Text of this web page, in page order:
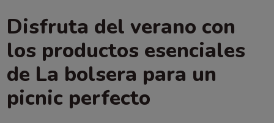
Disfruta del verano con
los productos esenciales
de La bolsera para un
picnic perfecto